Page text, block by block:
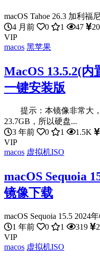
macOS Tahoe 26.3 加利福
4 月前
0 1 47
20
VIP
macos 黑苹果
MacOS 13.5.2(内
一键安装版
提示：本镜像非常大，
23.7GB，所以硬盘...
3 年前
0 1 1.5K
VIP
macos 虚拟机ISO
macOS Sequoia
镜像下载
macOS Sequoia 15.5 2024
1 年前
0 1 319
VIP
macos 虚拟机ISO